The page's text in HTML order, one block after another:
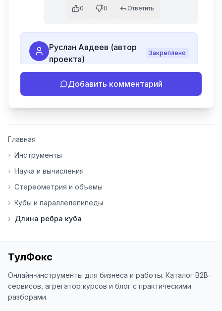
0 0 Ответить
Руслан Авдеев (автор
проекта)
Закреплено
🎉 Спасибо, что используете наши
инструменты! Все инструменты на
📝 Пожалуйста, оставляйте
некорректно
- Поделитесь своим опытом
использования
👍 Ставьте лайки/дизлайки - это
инструменты нуждаются в доработке.
основе вашей обратной связи.
⭐ Если вам нравится ToolFox — буду
благодарен за отзыв о сайте в
Яндекс.Браузере (нажмите на ⋮ →
«Оценить сайт» в панели браузера).
Добавить комментарий
Главная
› Инструменты
› Наука и вычисления
› Стереометрия и объемы
› Кубы и параллелепипеды
› Длина ребра куба
ТулФокс
Онлайн-инструменты для бизнеса и работы. Каталог B2B-
сервисов, агрегатор курсов и блог с практическими
разборами.